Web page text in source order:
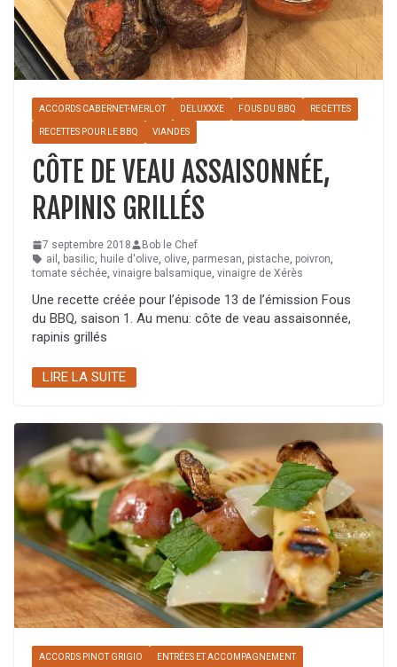
ACCORDS CABERNET-MERLOT DELUXXXE FOUS DU BBQ RECETTES
RECETTES POUR LE BBQ VIANDES
CÔTE DE VEAU ASSAISONNÉE,
RAPINIS GRILLÉS
7 septembre 2018
Bob le Chef
ail , basilic, huile d'olive, olive, parmesan, pistache, poivron,
tomate séchée, vinaigre balsamique, vinaigre de Xérès
Une recette créée pour l’épisode 13 de l’émission Fous
du BBQ, saison 1. Au menu: côte de veau assaisonnée,
rapinis grillés
LIRE LA SUITE
ACCORDS PINOT GRIGIO ENTRÉES ET ACCOMPAGNEMENT